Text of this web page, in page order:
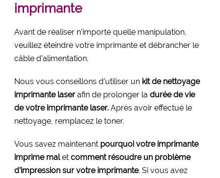
imprimante
Avant de réaliser n’importe quelle manipulation,
veuillez éteindre votre imprimante et débrancher le
câble d’alimentation.
Nous vous conseillons d’utiliser un kit de nettoyage
imprimante laser afin de prolonger la durée de vie
de votre imprimante laser. Après avoir effectué le
nettoyage, remplacez le toner.
Vous savez maintenant pourquoi votre imprimante
imprime malet comment résoudre un problème
d’impression sur votre imprimante. Si vous avez